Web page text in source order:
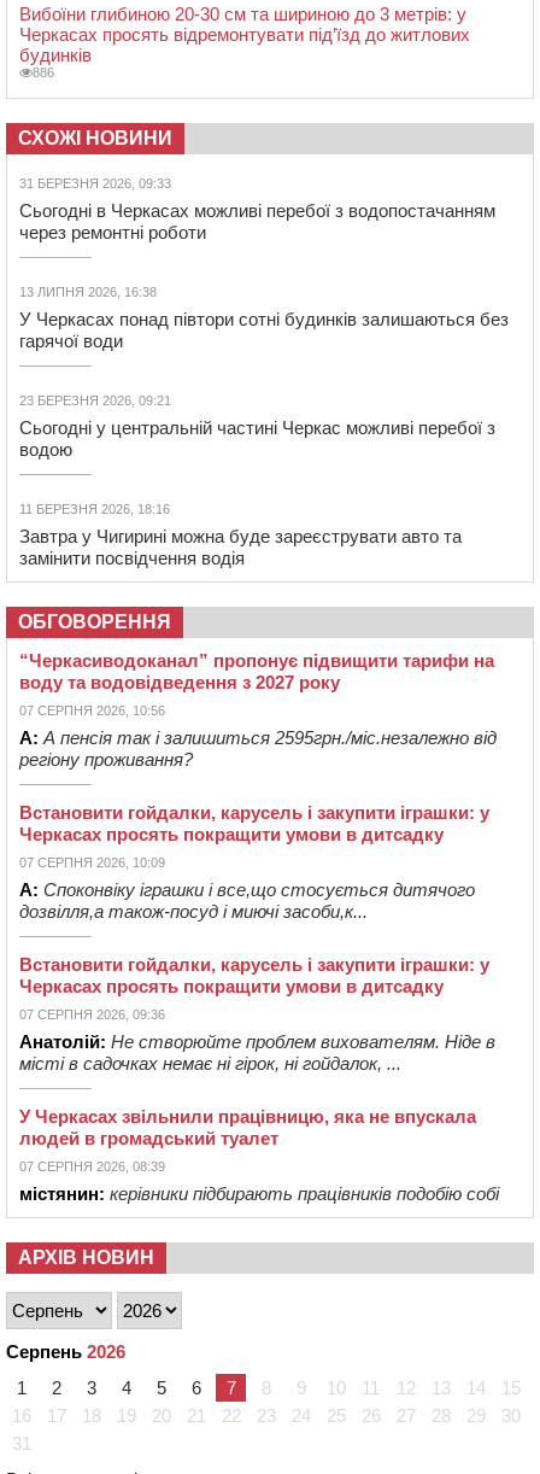
Вибоїни глибиною 20-30 см та шириною до 3 метрів: у
Черкасах просять відремонтувати під’їзд до житлових
будинків
886
СХОЖІ НОВИНИ
31 БЕРЕЗНЯ 2026, 09:33
Сьогодні в Черкасах можливі перебої з водопостачанням
через ремонтні роботи
13 ЛИПНЯ 2026, 16:38
У Черкасах понад півтори сотні будинків залишаються без
гарячої води
23 БЕРЕЗНЯ 2026, 09:21
Сьогодні у центральній частині Черкас можливі перебої з
водою
11 БЕРЕЗНЯ 2026, 18:16
Завтра у Чигирині можна буде зареєструвати авто та
замінити посвідчення водія
ОБГОВОРЕННЯ
“Черкасиводоканал” пропонує підвищити тарифи на
воду та водовідведення з 2027 року
07 СЕРПНЯ 2026, 10:56
А: А пенсія так і залишиться 2595грн./міс.незалежно від
регіону проживання?
Встановити гойдалки, карусель і закупити іграшки: у
Черкасах просять покращити умови в дитсадку
07 СЕРПНЯ 2026, 10:09
А: Споконвіку іграшки і все,що стосується дитячого
дозвілля,а також-посуд і миючі засоби,к...
Встановити гойдалки, карусель і закупити іграшки: у
Черкасах просять покращити умови в дитсадку
07 СЕРПНЯ 2026, 09:36
Анатолій: Не створюйте проблем вихователям. Ніде в
місті в садочках немає ні гірок, ні гойдалок, ...
У Черкасах звільнили працівницю, яка не впускала
людей в громадський туалет
07 СЕРПНЯ 2026, 08:39
містянин: керівники підбирають працівників подобію собі
АРХІВ НОВИН
Серпень 2026
1
2 3 4 5 6 7 8 9 10 11 12 13 14
15
16
17 18 19 20 21 22 23 24 25 26 27 28 29
30
31